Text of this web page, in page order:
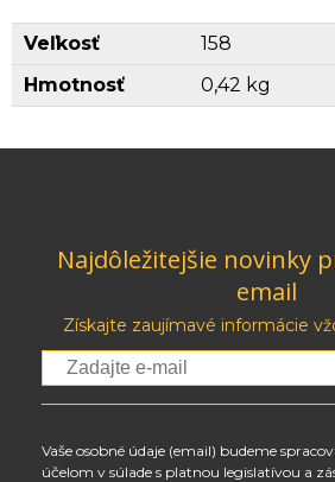
Veľkosť
158
Hmotnosť
0,42 kg
Najdôležitejšie novinky
email
Získajte zaujímavé informácie
Vaše osobné údaje (email) budeme
účelom v súlade s platnou legislatívou a